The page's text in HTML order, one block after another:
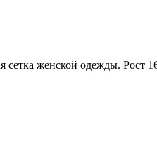
сетка женской одежды. Рост